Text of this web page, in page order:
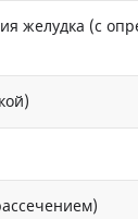
желудка (с